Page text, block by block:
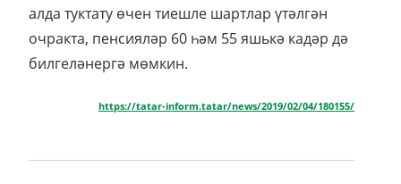
алда туктату өчен тиешле шартлар үтәлгән
очракта, пенсияләр 60 һәм 55 яшькә кадәр дә
билгеләнергә мөмкин.
https://tatar-inform.tatar/news/2019/02/04/180155/